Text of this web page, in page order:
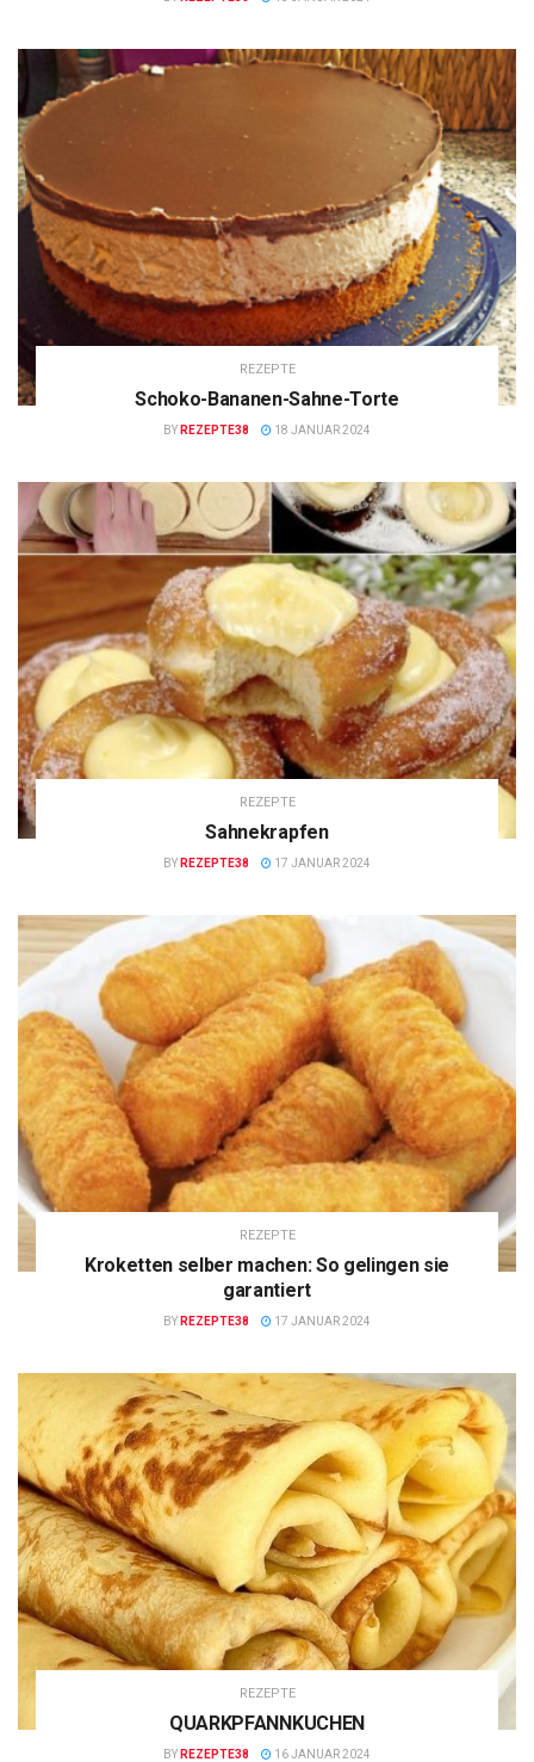
REZEPTE
Schoko-Bananen-Sahne-Torte
BY REZEPTE38 18 JANUAR 2024
REZEPTE
Sahnekrapfen
BY REZEPTE38 17 JANUAR 2024
REZEPTE
Kroketten selber machen: So gelingen sie
garantiert
BY REZEPTE38 17 JANUAR 2024
REZEPTE
QUARKPFANNKUCHEN
BY REZEPTE38 16 JANUAR 2024